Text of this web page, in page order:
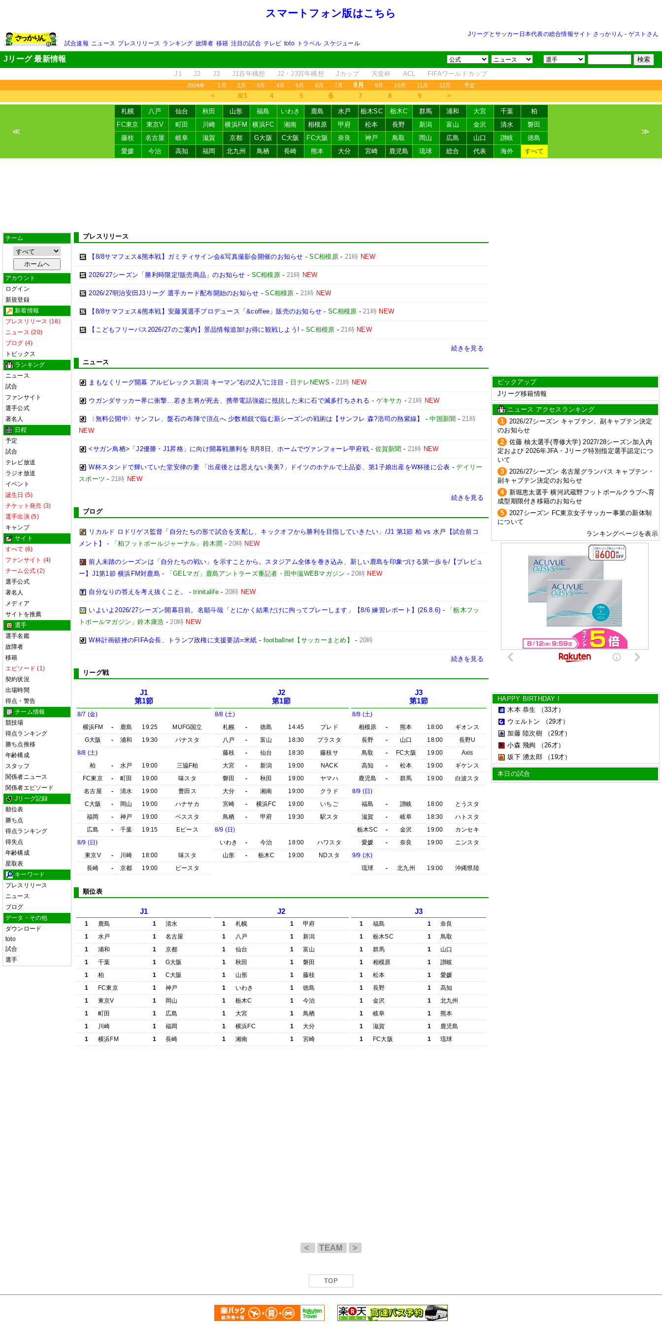
スマートフォン版はこちら
Jリーグとサッカー日本代表の総合情報サイト さっかりん - ゲストさん
試合速報 ニュース プレスリリース ランキング 故障者 移籍 注目の試合 テレビ toto トラベル スケジュール
Jリーグ 最新情報
J1 J2 J3 J1百年構想 J2・J3百年構想 Jカップ 天皇杯 ACL FIFAワールドカップ
2026年 1月 2月 3月 4月 5月 6月 7月 8月 9月 10月 11月 12月 予定
＜ 8/3 4 5 6 7 8 9 ＞
≪
札幌 八戸 仙台 秋田 山形 福島 いわき 鹿島 水戸 栃木SC 栃木C 群馬 浦和 大宮 千葉
柏
FC東京
東京V 町田 川崎 横浜FM 横浜FC 湘南 相模原 甲府 松本 長野 新潟 富山 金沢 清水
磐田
藤枝
名古屋 岐阜 滋賀 京都 G大阪 C大阪 FC大阪 奈良 神戸 鳥取 岡山 広島 山口 讃岐
徳島
愛媛
今治 高知 福岡 北九州 鳥栖 長崎 熊本 大分 宮崎 鹿児島 琉球 総合 代表 海外 すべて
≫
チーム
アカウント
ログイン
新規登録
新着情報
プレスリリース (16)
ニュース (20)
ブログ (4)
トピックス
ランキング
ニュース
試合
ファンサイト
選手公式
著名人
日程
予定
試合
テレビ放送
ラジオ放送
イベント
誕生日 (5)
チケット発売 (3)
選手出演 (5)
キャンプ
サイト
すべて (6)
ファンサイト (4)
チーム公式 (2)
選手公式
著名人
メディア
サイトを推薦
選手
選手名鑑
故障者
移籍
エピソード (1)
契約状況
出場時間
得点・警告
チーム情報
競技場
得点ランキング
勝ち点推移
年齢構成
スタッフ
関係者ニュース
関係者エピソード
Jリーグ記録
順位表
勝ち点
得点ランキング
得失点
年齢構成
星取表
キーワード
プレスリリース
ニュース
ブログ
データ・その他
ダウンロード
toto
試合
選手
プレスリリース
【8/8サマフェス&熊本戦】ガミティサイン会&写真撮影会開催のお知らせ -SC相模原- 21時 NEW
2026/27シーズン「勝利時限定!販売商品」のお知らせ - SC相模原- 21時 NEW
2026/27明治安田J3リーグ 選手カード配布開始のお知らせ -SC相模原 - 21時 NEW
【8/8サマフェス&熊本戦】安藤翼選手プロデュース「&coffee」販売のお知らせ -SC相模原 -21時 NEW
【こどもフリーパス2026/27のご案内】景品情報追加!お得に観戦しよう! - SC相模原 -21時 NEW
続きを見る
ニュース
まもなくリーグ開幕 アルビレックス新潟 キーマン“右の2人”に注目 - 日テレNEWS - 21時 NEW
ウガンダサッカー界に衝撃…若き主将が死去、携帯電話強盗に抵抗した末に石で滅多打ちされる - ゲキサカ -21時 NEW
〈無料公開中〉サンフレ、盤石の布陣で頂点へ 少数精鋭で臨む新シーズンの戦術は【サンフレ 森?浩司の熱紫線】 -中国新聞 -21時
NEW
<サガン鳥栖>「J2優勝・J1昇格」に向け開幕戦勝利を 8月8日、ホームでヴァンフォーレ甲府戦- 佐賀新聞 - 21時 NEW
W杯スタンドで輝いていた堂安律の妻 「出産後とは思えない美美?」ドイツのホテルで上品姿、第1子娘出産をW杯後に公表 -デイリー
スポーツ - 21時 NEW
続きを見る
ブログ
リカルド ロドリゲス監督「自分たちの形で試合を支配し、キックオフから勝利を目指していきたい」/J1 第1節 柏 vs 水戸【試合前コ
メント】
- 「柏フットボールジャーナル」鈴木潤 -20時 NEW
前人未踏のシーズンは「自分たちの戦い」を示すことから。スタジアム全体を巻き込み、新しい鹿島を印象づける第一歩を/【プレビュ
ー】J1第1節 横浜FM対鹿島 - 「GELマガ」鹿島アントラーズ番記者・田中滋WEBマガジン -20時 NEW
自分なりの答えを考え抜くこと。 -trinitalife - 20時 NEW
いよいよ2026/27シーズン開幕目前。名願斗哉「とにかく結果だけに拘ってプレーします」【8/6 練習レポート】(26.8.6) -
「栃木フッ
トボールマガジン」鈴木康浩 -20時 NEW
W杯計画頓挫のFIFA会長、トランプ政権に支援要請=米紙 - footballnet【サッカーまとめ】 - 20時
続きを見る
リーグ戦
J1
第1節
8/7 (金)
横浜FM
- 鹿島 19:25
MUFG国立
G大阪
- 浦和 19:30
パナスタ
8/8 (土)
柏
- 水戸 19:00
三協F柏
FC東京
- 町田 19:00
味スタ
名古屋
- 清水 19:00
豊田ス
C大阪
- 岡山 19:00
ハナサカ
福岡
- 神戸 19:00
ベススタ
広島
- 千葉 19:15
Eピース
8/9 (日)
東京V
- 川崎 18:00
味スタ
長崎
- 京都 19:00 ピースタ
J2
第1節
8/8 (土)
札幌
- 徳島 14:45
プレド
八戸
- 富山 18:30
プラスタ
藤枝
- 仙台 18:30
藤枝サ
大宮
- 新潟 19:00
NACK
磐田
- 秋田 19:00
ヤマハ
大分
- 湘南 19:00
クラド
宮崎
- 横浜FC 19:00
いちご
鳥栖
- 甲府 19:30
駅スタ
8/9 (日)
いわき
- 今治 18:00
ハワスタ
山形
- 栃木C 19:00 NDスタ
J3
第1節
8/8 (土)
相模原
- 熊本 18:00
ギオンス
長野
- 山口 18:00
長野U
鳥取
- FC大阪 19:00
Axis
高知
- 松本 19:00
ギケンス
鹿児島
- 群馬 19:00
白波スタ
8/9 (日)
福島
- 讃岐 18:00
とうスタ
滋賀
- 岐阜 18:30
ハトスタ
栃木SC
- 金沢 19:00
カンセキ
愛媛
- 奈良 19:00
ニンスタ
9/9 (水)
琉球
- 北九州 19:00 沖縄県陸
順位表
J1
1 鹿島 1
清水
1
水戸 1
名古屋
1
浦和 1
京都
1
千葉 1
G大阪
1
柏 1
C大阪
1
FC東京 1
神戸
1
東京V 1
岡山
1
町田 1
広島
1
川崎 1
福岡
1
横浜FM 1 長崎
J2
1 札幌 1
甲府
1
八戸 1
新潟
1
仙台 1
富山
1
秋田 1
磐田
1
山形 1
藤枝
1
いわき 1
徳島
1
栃木C 1
今治
1
大宮 1
鳥栖
1
横浜FC 1
大分
1
湘南 1 宮崎
J3
1 福島 1
奈良
1
栃木SC 1
鳥取
1
群馬 1
山口
1
相模原 1
讃岐
1
松本 1
愛媛
1
長野 1
高知
1
金沢 1
北九州
1
岐阜 1
熊本
1
滋賀 1
鹿児島
1
FC大阪 1 琉球
ピックアップ
Jリーグ移籍情報
ニュース アクセスランキング
1
2026/27シーズン キャプテン、副キャプテン決定
のお知らせ
2
佐藤 柚太選手(専修大学) 2027/28シーズン加入内
定および 2026年JFA・Jリーグ特別指定選手認定につ
いて
3
2026/27シーズン 名古屋グランパス キャプテン・
副キャプテン決定のお知らせ
4
新堀恵太選手 横河武蔵野フットボールクラブへ育
成型期限付き移籍のお知らせ
5
2027シーズン FC東京女子サッカー事業の新体制
について
ランキングページを表示
HAPPY BIRTHDAY !
木本 恭生
（33才）
ウェルトン
（29才）
加藤 陸次樹
（29才）
小森 飛絢
（26才）
坂下 湧太郎
（19才）
本日の試合
< TEAM >
TOP